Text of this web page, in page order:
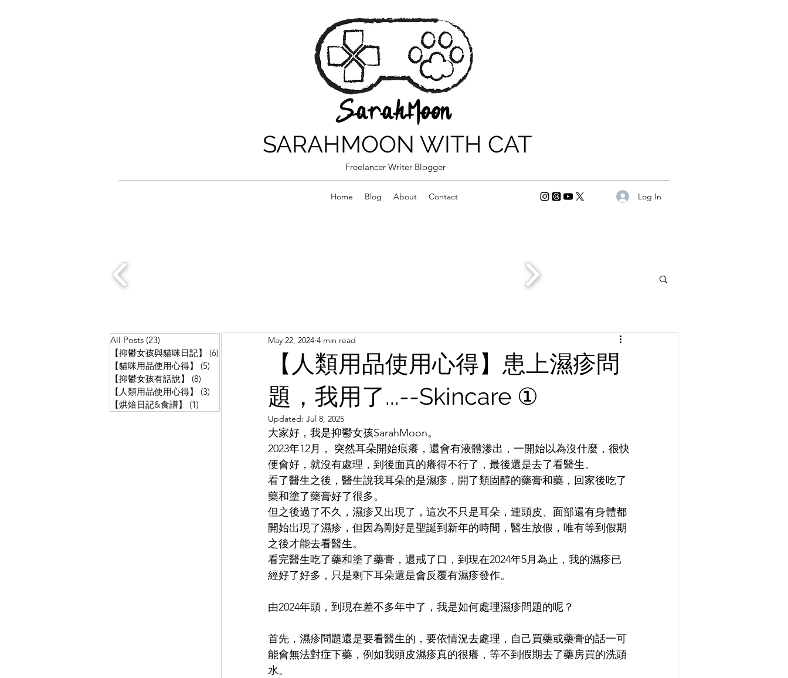
Freelancer Writer Blogger
SARAHMOON WITH CAT
Home Blog About Contact Log In
【人類用品使用心得】患上濕疹問
題，我用了...--Skincare ①
May 22, 2024 4 min read
Updated: Jul 8, 2025
大家好，我是抑鬱女孩SarahMoon。
2023年12月， 突然耳朵開始痕癢，還會有液體滲出，一開始以為沒什麼，很快
便會好，就沒有處理，到後面真的癢得不行了，最後還是去了看醫生。
看了醫生之後，醫生說我耳朵的是濕疹，開了類固醇的藥膏和藥，回家後吃了
藥和塗了藥膏好了很多。
但之後過了不久，濕疹又出現了，這次不只是耳朵，連頭皮、面部還有身體都
開始出現了濕疹，但因為剛好是聖誕到新年的時間，醫生放假，唯有等到假期
之後才能去看醫生。
看完醫生吃了藥和塗了藥膏，還戒了口，到現在2024年5月為止，我的濕疹已
經好了好多，只是剩下耳朵還是會反覆有濕疹發作。
由2024年頭，到現在差不多年中了，我是如何處理濕疹問題的呢？
首先，濕疹問題還是要看醫生的，要依情況去處理，自己買藥或藥膏的話一可
能會無法對症下藥，例如我頭皮濕疹真的很癢，等不到假期去了藥房買的洗頭
水。
All Posts (23)
【抑鬱女孩與貓咪日記】
(6)
【貓咪用品使用心得】
(5)
【抑鬱女孩有話說】
(8)
【人類用品使用心得】
(3)
【烘焙日記&食譜】
(1)